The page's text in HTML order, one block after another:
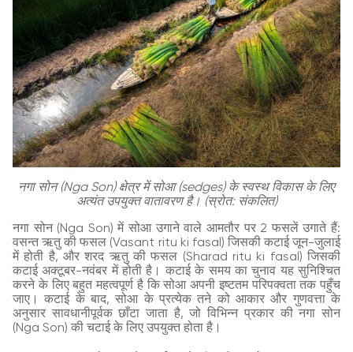
नगा सोन (Nga Son) क्षेत्र में सोआ (sedges) के स्वस्थ विकास के लिए
अत्यंत उपयुक्त वातावरण है। (स्रोत: संकलित)
नगा सोन (Nga Son) में सोआ उगाने वाले आमतौर पर 2 फसलें उगाते हैं:
वसन्त ऋतु की फसल (Vasant ritu ki fasal) जिसकी कटाई जून-जुलाई
में होती है, और शरद ऋतु की फसल (Sharad ritu ki fasal) जिसकी
कटाई अक्टूबर-नवंबर में होती है। कटाई के समय का चुनाव यह सुनिश्चित
करने के लिए बहुत महत्वपूर्ण है कि सोआ अपनी इष्टतम परिपक्वता तक पहुँच
जाए। कटाई के बाद, सोआ के प्रत्येक तने को आकार और गुणवत्ता के
अनुसार सावधानीपूर्वक छाँटा जाता है, जो विभिन्न प्रकार की नगा सोन
(Nga Son) की चटाई के लिए उपयुक्त होता है।